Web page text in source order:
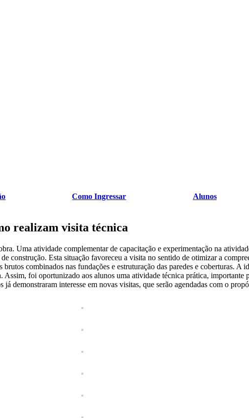
Como Ingressar Alunos
realizam visita técnica
Uma atividade complementar de capacitação e experimentação na
construção. Esta situação favoreceu a visita no sentido de otimizar a
combinados nas fundações e estruturação das paredes e coberturas. A
Assim, foi oportunizado aos alunos uma atividade técnica prática,
demonstraram interesse em novas visitas, que serão agendadas com o